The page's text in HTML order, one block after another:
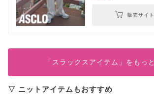
販売サイ
「スラックスアイテム」をもっ
▽ ニットアイテムもおすすめ